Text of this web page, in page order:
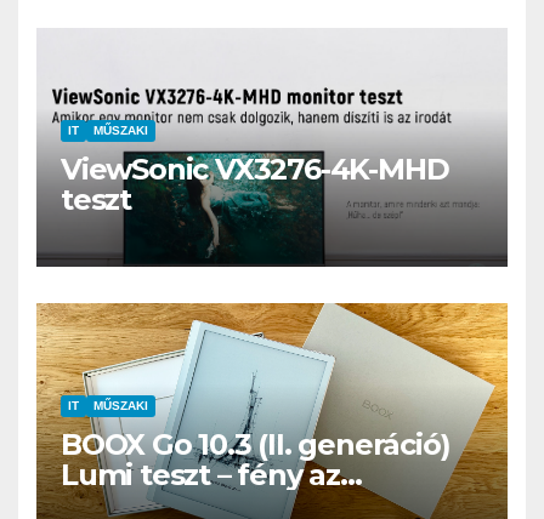
IT MŰSZAKI
ViewSonic VX3276-4K-MHD
teszt
IT MŰSZAKI
BOOX Go 10.3 (II. generáció)
Lumi teszt – fény az
éjszakában, fél könyvtár a